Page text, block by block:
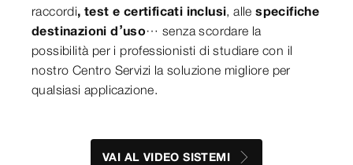
raccordi, test e certificati inclusi, allespecifiche
destinazioni d’uso… senza scordare la
possibilità per i professionisti di studiare con il
nostro Centro Servizi la soluzione migliore per
qualsiasi applicazione.
VAI AL VIDEO SISTEMI